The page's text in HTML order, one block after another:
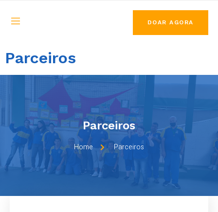
DOAR AGORA
Parceiros
Parceiros
Home Parceiros